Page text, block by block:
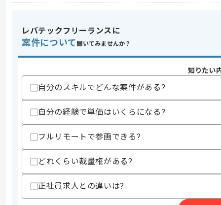
スキル
求めるスキル
・AWS構築経験(3年以上)
歓迎スキル
・snowflakeを用いた実務経験
スキルに不安がある方へ
その他募集要項
商談回数
募集人数
1人
作業開始日
レバテックフリーランスに
案件について 聞いてみませんか？
知りたい
自分のスキルでどんな案件がある?
自分の経験で単価はいくらになる?
フルリモートで参画できる?
どれくらい裁量権がある?
正社員求人との違いは?